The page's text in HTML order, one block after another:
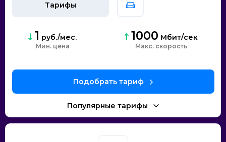
Тарифы
1 руб./мес.
Мин. цена
1000 Мбит/сек
скорость